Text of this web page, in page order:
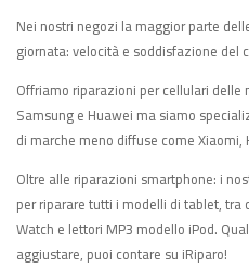
Nei nostri negozi la maggior parte
giornata: velocità e soddisfazione del
Offriamo riparazioni per cellulari delle
Samsung e Huawei ma siamo
di marche meno diffuse come Xiaomi,
Oltre alle riparazioni smartphone: i
per riparare tutti i modelli di tablet, tra
Watch e lettori MP3 modello iPod.
aggiustare, puoi contare su iRiparo!